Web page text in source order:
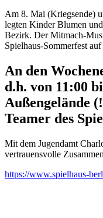
Am 8. Mai (Kriegsende)
legten Kinder Blumen
Bezirk. Der Mitmach-
Spielhaus-Sommerfest
An den
d.h. von 11:00
Außengelände
Teamer des
Mit dem Jugendamt
vertrauensvolle
https://www.spielhaus-